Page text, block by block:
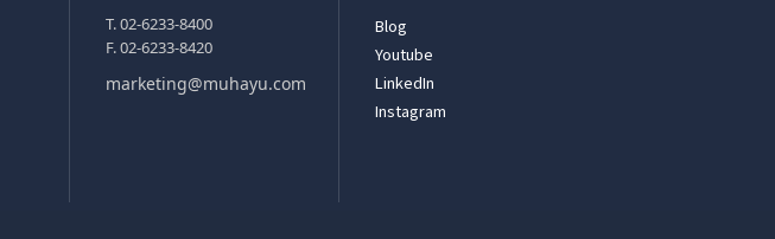
T. 02-6233-8400
F. 02-6233-8420
marketing@muhayu.com
Blog
Youtube
LinkedIn
Instagram